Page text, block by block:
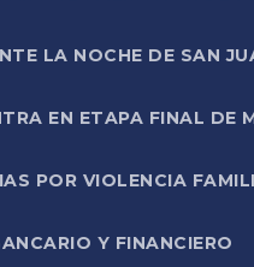
LA NOCHE DE SAN
EN ETAPA FINAL DE
POR VIOLENCIA
Y FINANCIERO